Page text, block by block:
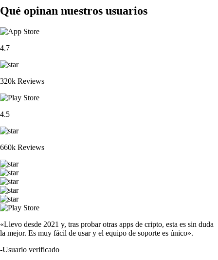
Qué opinan nuestros usuarios
4.7
320k Reviews
4.5
660k Reviews
«Llevo desde 2021 y, tras probar otras apps de cripto, esta es sin duda
la mejor. Es muy fácil de usar y el equipo de soporte es único».
-Usuario verificado